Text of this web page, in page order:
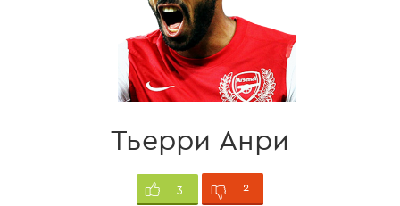
Тьерри Анри
3 2